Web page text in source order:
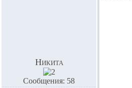
Никита
Сообщения: 58